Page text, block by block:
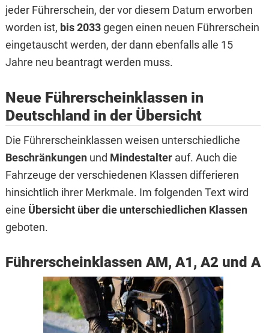
jeder Führerschein, der vor diesem Datum erworben
worden ist, bis 2033gegen einen neuen Führerschein
eingetauscht werden, der dann ebenfalls alle 15
Jahre neu beantragt werden muss.
Neue Führerscheinklassen in
Deutschland in der Übersicht
Die Führerscheinklassen weisen unterschiedliche
Beschränkungenund Mindestalterauf. Auch die
Fahrzeuge der verschiedenen Klassen differieren
hinsichtlich ihrer Merkmale. Im folgenden Text wird
eine Übersicht über die unterschiedlichen Klassen
geboten.
Führerscheinklassen AM, A1, A2 und A